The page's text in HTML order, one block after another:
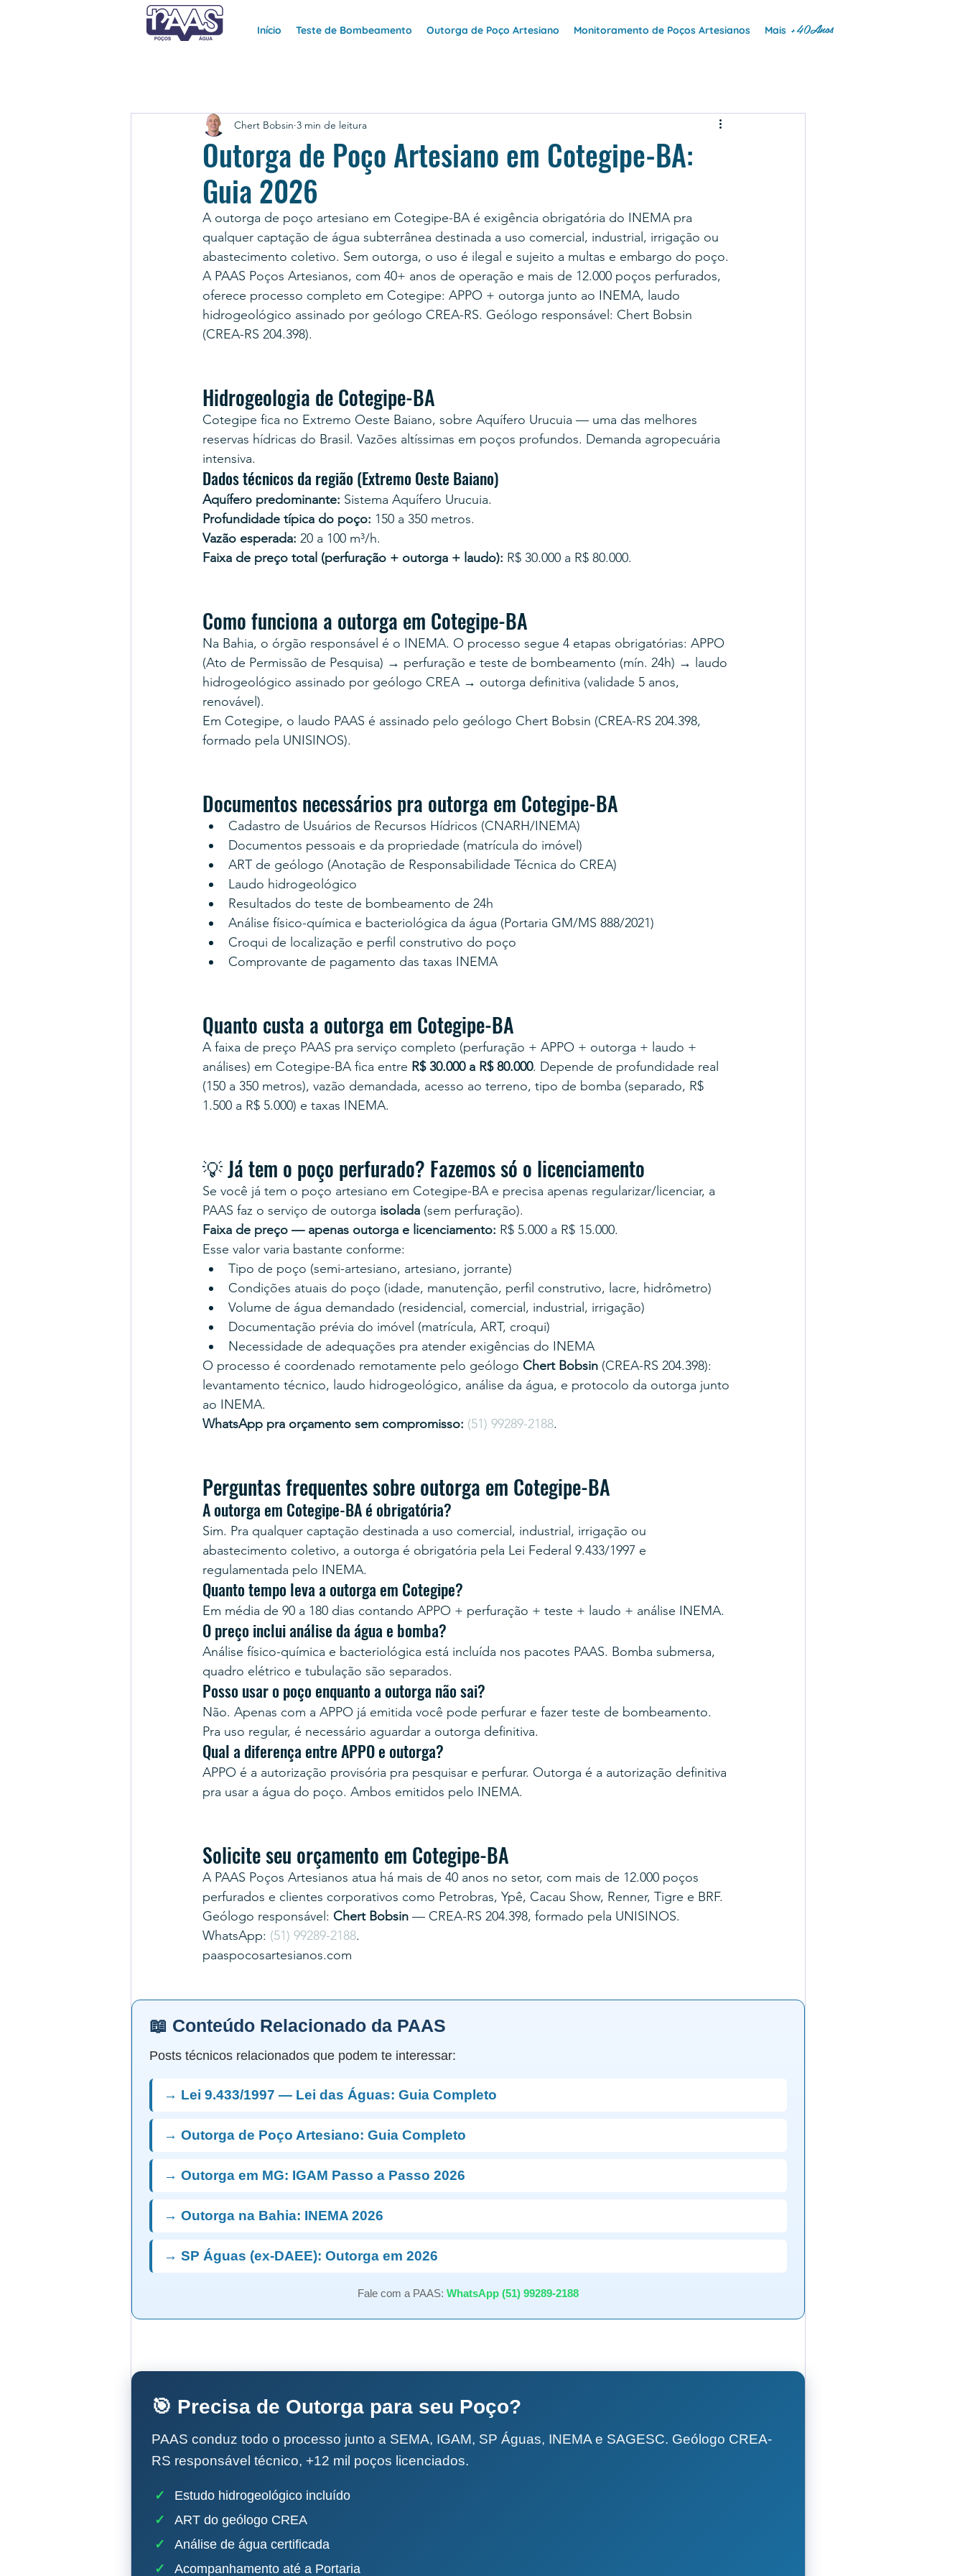
Início Teste de Bombeamento Outorga de Poço Artesiano Monitoramento de Poços Artesianos Mais +40Anos
Outorga de Poço Artesiano em Cotegipe-BA:
Guia 2026
Chert Bobsin 3 min de leitura
A outorga de poço artesiano em Cotegipe-BA é exigência obrigatória do INEMA pra
qualquer captação de água subterrânea destinada a uso comercial, industrial, irrigação ou
abastecimento coletivo. Sem outorga, o uso é ilegal e sujeito a multas e embargo do poço.
A PAAS Poços Artesianos, com 40+ anos de operação e mais de 12.000 poços perfurados,
oferece processo completo em Cotegipe: APPO + outorga junto ao INEMA, laudo
hidrogeológico assinado por geólogo CREA-RS. Geólogo responsável: Chert Bobsin
(CREA-RS 204.398).
Hidrogeologia de Cotegipe-BA
Cotegipe fica no Extremo Oeste Baiano, sobre Aquífero Urucuia — uma das melhores
reservas hídricas do Brasil. Vazões altíssimas em poços profundos. Demanda agropecuária
intensiva.
Dados técnicos da região (Extremo Oeste Baiano)
Aquífero predominante: Sistema Aquífero Urucuia.
Profundidade típica do poço: 150 a 350 metros.
Vazão esperada: 20 a 100 m³/h.
Faixa de preço total (perfuração + outorga + laudo): R$ 30.000 a R$ 80.000.
Como funciona a outorga em Cotegipe-BA
Na Bahia, o órgão responsável é o INEMA. O processo segue 4 etapas obrigatórias: APPO
(Ato de Permissão de Pesquisa) → perfuração e teste de bombeamento (mín. 24h) → laudo
hidrogeológico assinado por geólogo CREA → outorga definitiva (validade 5 anos,
renovável).
Em Cotegipe, o laudo PAAS é assinado pelo geólogo Chert Bobsin (CREA-RS 204.398,
formado pela UNISINOS).
Documentos necessários pra outorga em Cotegipe-BA
Cadastro de Usuários de Recursos Hídricos (CNARH/INEMA)
Documentos pessoais e da propriedade (matrícula do imóvel)
ART de geólogo (Anotação de Responsabilidade Técnica do CREA)
Laudo hidrogeológico
Resultados do teste de bombeamento de 24h
Análise físico-química e bacteriológica da água (Portaria GM/MS 888/2021)
Croqui de localização e perfil construtivo do poço
Comprovante de pagamento das taxas INEMA
Quanto custa a outorga em Cotegipe-BA
A faixa de preço PAAS pra serviço completo (perfuração + APPO + outorga + laudo +
análises) em Cotegipe-BA fica entre R$ 30.000 a R$ 80.000. Depende de profundidade real
(150 a 350 metros), vazão demandada, acesso ao terreno, tipo de bomba (separado, R$
1.500 a R$ 5.000) e taxas INEMA.
💡 Já tem o poço perfurado? Fazemos só o licenciamento
Se você já tem o poço artesiano em Cotegipe-BA e precisa apenas regularizar/licenciar, a
PAAS faz o serviço de outorga isolada (sem perfuração).
Faixa de preço — apenas outorga e licenciamento: R$ 5.000 a R$ 15.000.
Esse valor varia bastante conforme:
Tipo de poço (semi-artesiano, artesiano, jorrante)
Condições atuais do poço (idade, manutenção, perfil construtivo, lacre, hidrômetro)
Volume de água demandado (residencial, comercial, industrial, irrigação)
Documentação prévia do imóvel (matrícula, ART, croqui)
Necessidade de adequações pra atender exigências do INEMA
O processo é coordenado remotamente pelo geólogo Chert Bobsin (CREA-RS 204.398):
levantamento técnico, laudo hidrogeológico, análise da água, e protocolo da outorga junto
ao INEMA.
WhatsApp pra orçamento sem compromisso: (51) 99289-2188.
Perguntas frequentes sobre outorga em Cotegipe-BA
A outorga em Cotegipe-BA é obrigatória?
Sim. Pra qualquer captação destinada a uso comercial, industrial, irrigação ou
abastecimento coletivo, a outorga é obrigatória pela Lei Federal 9.433/1997 e
regulamentada pelo INEMA.
Quanto tempo leva a outorga em Cotegipe?
Em média de 90 a 180 dias contando APPO + perfuração + teste + laudo + análise INEMA.
O preço inclui análise da água e bomba?
Análise físico-química e bacteriológica está incluída nos pacotes PAAS. Bomba submersa,
quadro elétrico e tubulação são separados.
Posso usar o poço enquanto a outorga não sai?
Não. Apenas com a APPO já emitida você pode perfurar e fazer teste de bombeamento.
Pra uso regular, é necessário aguardar a outorga definitiva.
Qual a diferença entre APPO e outorga?
APPO é a autorização provisória pra pesquisar e perfurar. Outorga é a autorização definitiva
pra usar a água do poço. Ambos emitidos pelo INEMA.
Solicite seu orçamento em Cotegipe-BA
A PAAS Poços Artesianos atua há mais de 40 anos no setor, com mais de 12.000 poços
perfurados e clientes corporativos como Petrobras, Ypê, Cacau Show, Renner, Tigre e BRF.
Geólogo responsável: Chert Bobsin — CREA-RS 204.398, formado pela UNISINOS.
WhatsApp: (51) 99289-2188.
paaspocosartesianos.com
📖 Conteúdo Relacionado da PAAS
Posts técnicos relacionados que podem te interessar:
→ Lei 9.433/1997 — Lei das Águas: Guia Completo
→ Outorga de Poço Artesiano: Guia Completo
→ Outorga em MG: IGAM Passo a Passo 2026
→ Outorga na Bahia: INEMA 2026
→ SP Águas (ex-DAEE): Outorga em 2026
Fale com a PAAS: WhatsApp (51) 99289-2188
🎯 Precisa de Outorga para seu Poço?
PAAS conduz todo o processo junto a SEMA, IGAM, SP Águas, INEMA e SAGESC. Geólogo CREA-
RS responsável técnico, +12 mil poços licenciados.
✓
Estudo hidrogeológico incluído
✓
ART do geólogo CREA
✓
Análise de água certificada
✓
Acompanhamento até a Portaria